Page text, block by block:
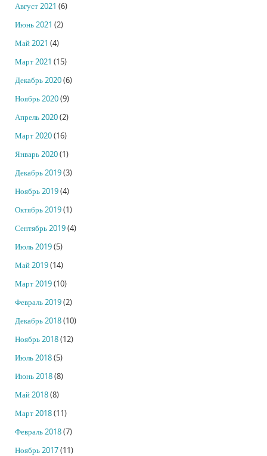
Август 2021 (6)
Июнь 2021 (2)
Май 2021 (4)
Март 2021 (15)
Декабрь 2020(6)
Ноябрь 2020(9)
Апрель 2020(2)
Март 2020(16)
Январь 2020(1)
Декабрь 2019(3)
Ноябрь 2019(4)
Октябрь 2019(1)
Сентябрь 2019(4)
Июль 2019(5)
Май 2019(14)
Март 2019(10)
Февраль 2019(2)
Декабрь 2018(10)
Ноябрь 2018(12)
Июль 2018(5)
Июнь 2018(8)
Май 2018(8)
Март 2018(11)
Февраль 2018(7)
Ноябрь 2017(11)